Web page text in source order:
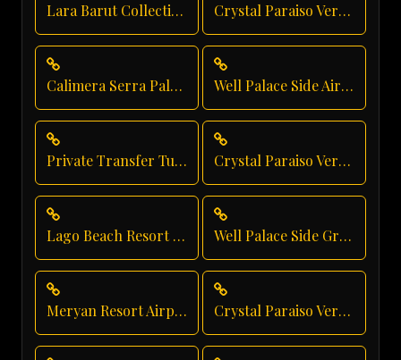
Lara Barut Collection Shuttle Service Crystal Paraiso Verde Private Transfer
Calimera Serra Palace Executive Transfer Well Palace Side Airport Shuttle
Private Transfer Turkey Antalya Crystal Paraiso Verde Taxi Service
Lago Beach Resort Transfer Well Palace Side Group Transfer
Meryan Resort Airport Transfer Crystal Paraiso Verde Luxury Transportation